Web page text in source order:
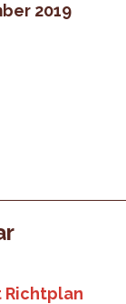
2019
Richtplan